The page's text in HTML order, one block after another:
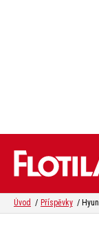
Úvod Příspěvky